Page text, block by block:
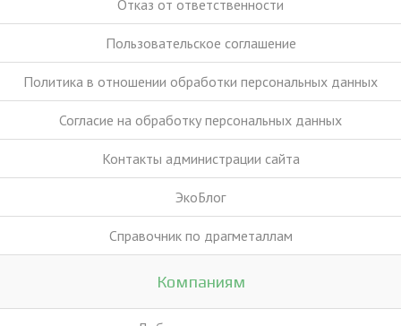
Отказ от ответственности
Пользовательское соглашение
Политика в отношении обработки персональных данных
Согласие на обработку персональных данных
Контакты администрации сайта
ЭкоБлог
Справочник по драгметаллам
Компаниям